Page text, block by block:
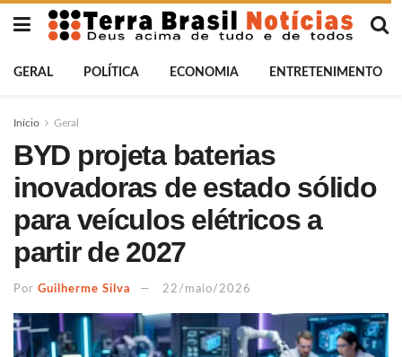
GERAL POLÍTICA ECONOMIA ENTRETENIMENTO
Início Geral
BYD projeta baterias
inovadoras de estado sólido
para veículos elétricos a
partir de 2027
Por Guilherme Silva 22/maio/2026